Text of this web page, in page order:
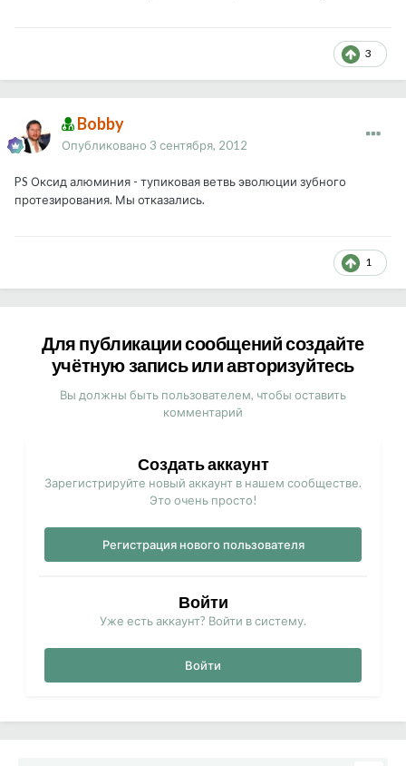
3
Bobby
Опубликовано 3 сентября, 2012
PS Оксид алюминия - тупиковая ветвь эволюции зубного
протезирования. Мы отказались.
1
Для публикации сообщений создайте
учётную запись или авторизуйтесь
Вы должны быть пользователем, чтобы оставить
комментарий
Создать аккаунт
Зарегистрируйте новый аккаунт в нашем сообществе.
Это очень просто!
Регистрация нового пользователя
Войти
Уже есть аккаунт? Войти в систему.
Войти